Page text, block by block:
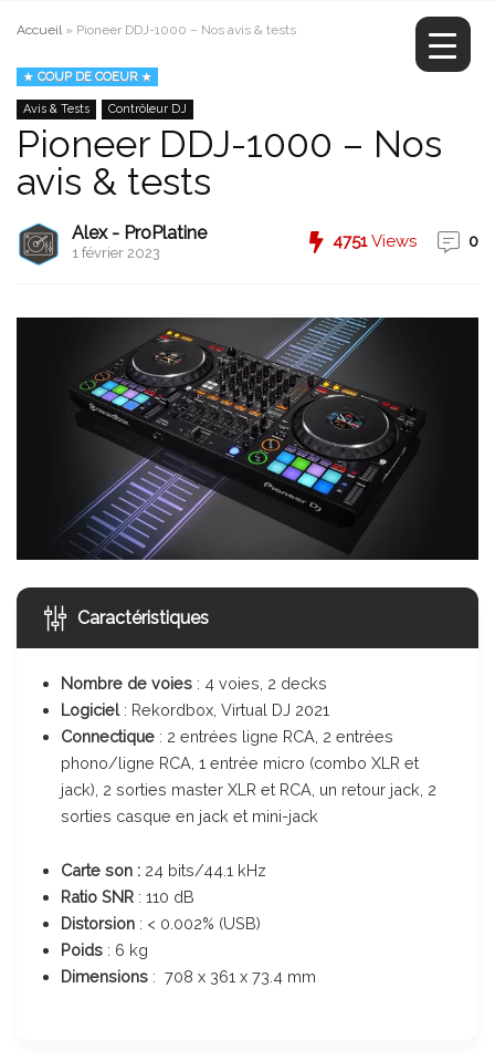
Accueil» Pioneer DDJ-1000 – Nos avis & tests
COUP DE COEUR
Avis & Tests Contrôleur DJ
Pioneer DDJ-1000 – Nos
avis & tests
Alex - ProPlatine
1 février 2023
4751Views 0
Caractéristiques
Nombre de voies : 4 voies, 2 decks
Logiciel : Rekordbox, Virtual DJ 2021
Connectique : 2 entrées ligne RCA, 2 entrées
phono/ligne RCA, 1 entrée micro (combo XLR et
jack), 2 sorties master XLR et RCA, un retour jack, 2
sorties casque en jack et mini-jack
Carte son : 24 bits/44.1 kHz
Ratio SNR : 110 dB
Distorsion : < 0.002% (USB)
Poids : 6 kg
Dimensions : 708 x 361 x 73.4 mm